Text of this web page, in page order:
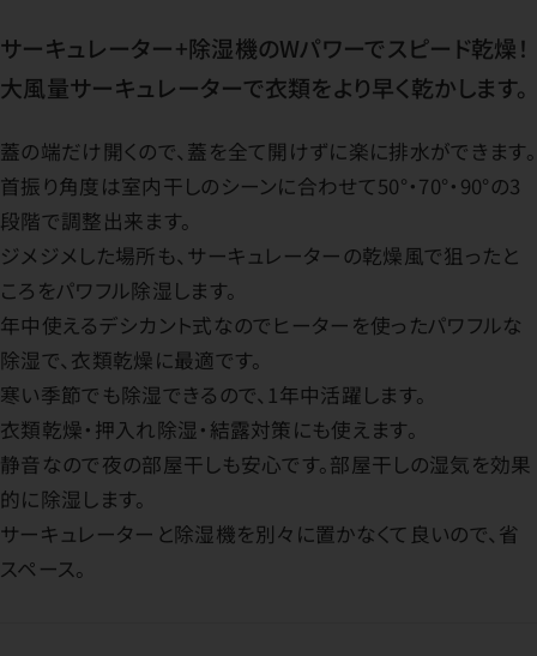
サーキュレーター+除湿機のWパワーでスピード乾燥！
大風量サーキュレーターで衣類をより早く乾かします。
蓋の端だけ開くので、蓋を全て開けずに楽に排水ができます。
首振り角度は室内干しのシーンに合わせて50°・70°・90°の3
段階で調整出来ます。
ジメジメした場所も、サーキュレーターの乾燥風で狙ったと
ころをパワフル除湿します。
年中使えるデシカント式なのでヒーターを使ったパワフルな
除湿で、衣類乾燥に最適です。
寒い季節でも除湿できるので、1年中活躍します。
衣類乾燥・押入れ除湿・結露対策にも使えます。
静音なので夜の部屋干しも安心です。部屋干しの湿気を効果
的に除湿します。
サーキュレーターと除湿機を別々に置かなくて良いので、省
スペース。